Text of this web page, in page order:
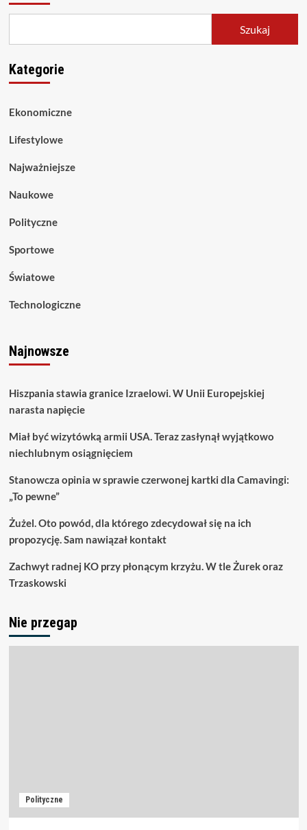
Szukaj
Kategorie
Ekonomiczne
Lifestylowe
Najważniejsze
Naukowe
Polityczne
Sportowe
Światowe
Technologiczne
Najnowsze
Hiszpania stawia granice Izraelowi. W Unii Europejskiej
narasta napięcie
Miał być wizytówką armii USA. Teraz zasłynął wyjątkowo
niechlubnym osiągnięciem
Stanowcza opinia w sprawie czerwonej kartki dla Camavingi:
„To pewne”
Żużel. Oto powód, dla którego zdecydował się na ich
propozycję. Sam nawiązał kontakt
Zachwyt radnej KO przy płonącym krzyżu. W tle Żurek oraz
Trzaskowski
Nie przegap
Polityczne